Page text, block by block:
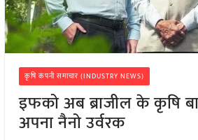
कृषि कंपनी समाचार (INDUSTRY NEWS)
इफको अब ब्राजील के कृषि
अपना नैनो उर्वरक